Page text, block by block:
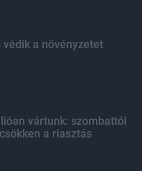
védik a növényzetet
vártunk: szombattól
a riasztás